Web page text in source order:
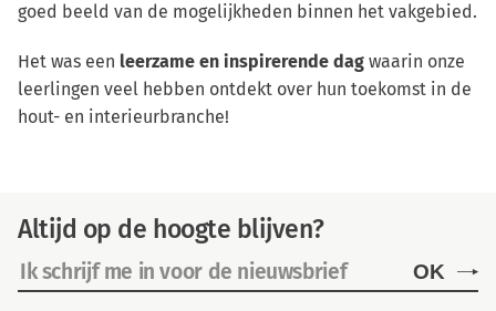
goed beeld van de mogelijkheden binnen het vakgebied.
Het was een leerzame en inspirerende dag waarin onze
leerlingen veel hebben ontdekt over hun toekomst in de
hout- en interieurbranche!
Altijd op de hoogte blijven?
OK